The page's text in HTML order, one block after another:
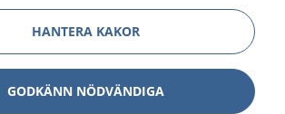
Visa
HANTERA KAKOR
GODKÄNN NÖDVÄNDIGA